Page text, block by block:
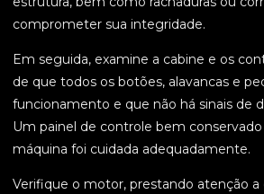
comprometer sua integridade.
Em seguida, examine a cabine e os
de que todos os botões, alavancas e
funcionamento e que não há sinais de
Um painel de controle bem
máquina foi cuidada adequadamente.
Verifique o motor, prestando atenção a